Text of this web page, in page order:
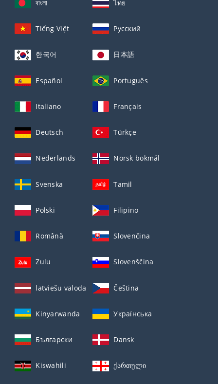
বাংলা ไทย
Tiếng Việt Русский
한국어 日本語
Español Português
Italiano Français
Deutsch Türkçe
Nederlands Norsk bokmål
Svenska Tamil
Polski Filipino
Română Slovenčina
Zulu Slovenščina
latviešu valoda Čeština
Kinyarwanda Українська
Български Dansk
Kiswahili ქართული